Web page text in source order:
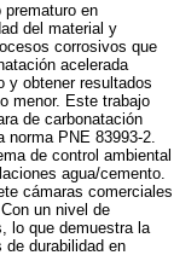
prematuro en
del material y
corrosivos que
acelerada
y obtener resultados
menor. Este trabajo
de carbonatación
norma PNE 83993-2.
de control ambiental
agua/cemento.
cámaras comerciales
un nivel de
lo que demuestra la
durabilidad en